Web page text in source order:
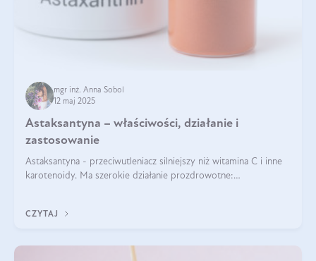
mgr inż. Anna Sobol
12 maj 2025
Astaksantyna – właściwości, działanie i
zastosowanie
Astaksantyna - przeciwutleniacz silniejszy niż witamina C i inne
karotenoidy. Ma szerokie działanie prozdrowotne:
CZYTAJ